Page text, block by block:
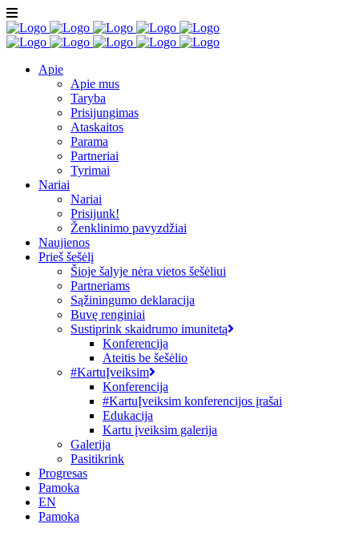
Apie
Apie mus
Taryba
Prisijungimas
Ataskaitos
Parama
Partneriai
Tyrimai
Nariai
Nariai
Prisijunk!
Ženklinimo pavyzdžiai
Naujienos
Prieš šešėlį
Šioje šalyje nėra vietos šešėliui
Partneriams
Sąžiningumo deklaracija
Buvę renginiai
Sustiprink skaidrumo imunitetą
Konferencija
Ateitis be šešėlio
#KartuĮveiksim
Konferencija
#KartuĮveiksim konferencijos įrašai
Edukacija
Kartu įveiksim galerija
Galerija
Pasitikrink
Progresas
Pamoka
EN
Pamoka